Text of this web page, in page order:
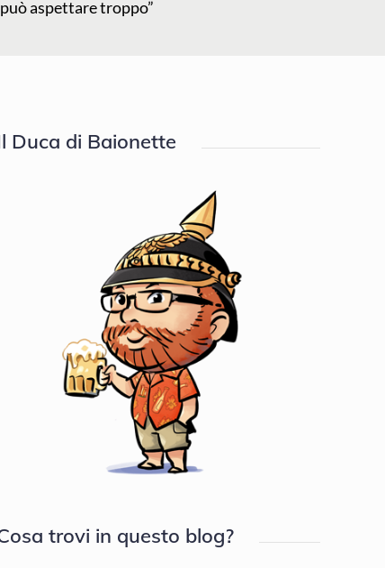
aspettare troppo”
Duca di Baionette
trovi in questo blog?